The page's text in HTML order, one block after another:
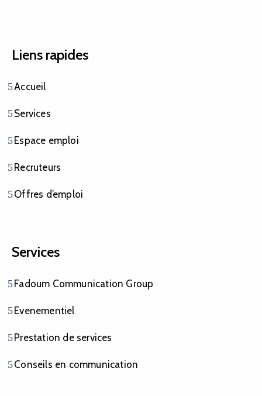
Liens rapides
Accueil
Services
Espace emploi
Recruteurs
Offres d’emploi
Services
Fadoum Communication Group
Evenementiel
Prestation de services
Conseils en communication